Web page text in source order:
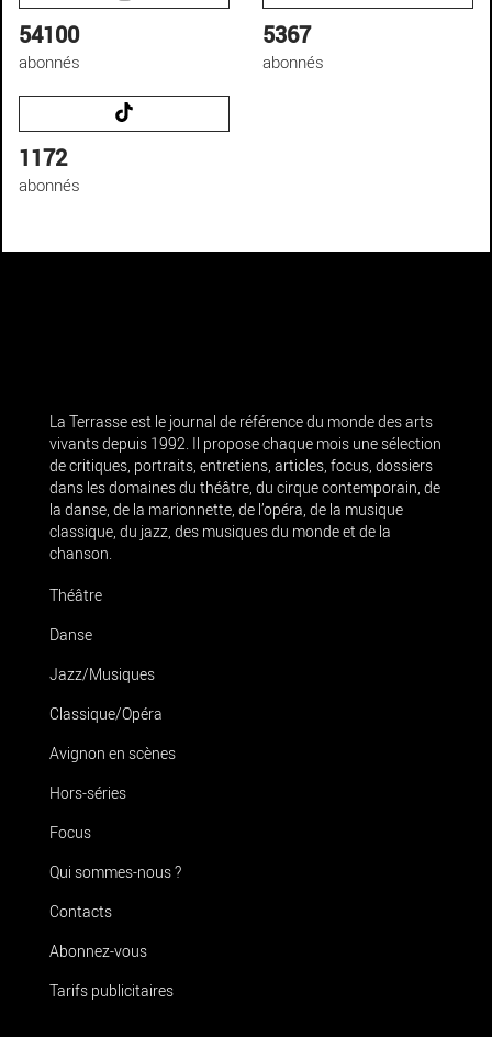
54100
abonnés
5367
abonnés
1172
abonnés
La Terrasse est le journal de référence du monde des arts
vivants depuis 1992. Il propose chaque mois une sélection
de critiques, portraits, entretiens, articles, focus, dossiers
dans les domaines du théâtre, du cirque contemporain, de
la danse, de la marionnette, de l’opéra, de la musique
classique, du jazz, des musiques du monde et de la
chanson.
Théâtre
Danse
Jazz/Musiques
Classique/Opéra
Avignon en scènes
Hors-séries
Focus
Qui sommes-nous ?
Contacts
Abonnez-vous
Tarifs publicitaires